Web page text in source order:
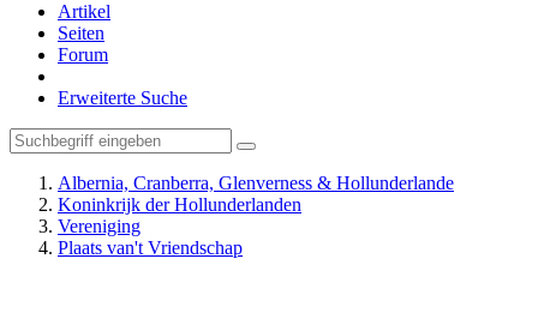
Artikel
Seiten
Forum
Erweiterte Suche
Albernia, Cranberra, Glenverness & Hollunderlande
Koninkrijk der Hollunderlanden
Vereniging
Plaats van't Vriendschap